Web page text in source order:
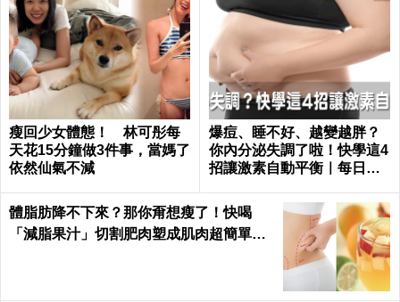
瘦回少女體態！ 林可彤每
天花15分鐘做3件事，當媽了
依然仙氣不減
爆痘、睡不好、越變越胖？
你內分泌失調了啦！快學這4
招讓激素自動平衡｜每日健
體脂肪降不下來？那你甭想瘦了！快喝
「減脂果汁」切割肥肉塑成肌肉超簡單｜